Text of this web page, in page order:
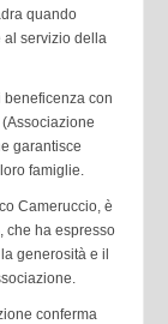
quando
al servizio della
beneficenza con
garantisce
famiglie.
Cameruccio, è
che ha espresso
generosità e il
conferma